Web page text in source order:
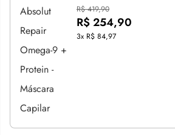
R$ 419,90
R$ 254,90
3x R$ 84,97